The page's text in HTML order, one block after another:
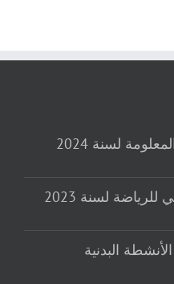
لسنة 2024
لسنة 2023
البدنية